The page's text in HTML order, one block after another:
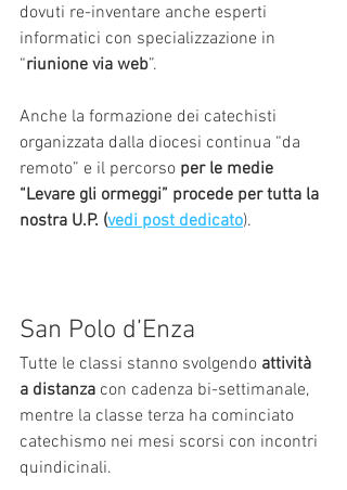
dovuti re-inventare anche esperti
informatici con specializzazione in
“riunione via web”.
Anche la formazione dei catechisti
organizzata dalla diocesi continua “da
remoto” e il percorso per le medie
“Levare gli ormeggi” procede per tutta la
nostra U.P. (vedi post dedicato).
San Polo d’Enza
Tutte le classi stanno svolgendo attività
a distanza con cadenza bi-settimanale,
mentre la classe terza ha cominciato
catechismo nei mesi scorsi con incontri
quindicinali.